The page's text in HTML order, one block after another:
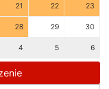
21 22 23
28 29 30
4 5 6